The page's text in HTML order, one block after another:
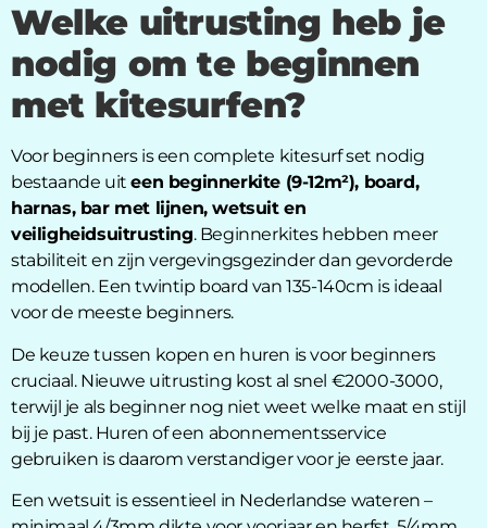
Welke uitrusting heb je
nodig om te beginnen
met kitesurfen?
Voor beginners is een complete kitesurf set nodig
bestaande uiteen beginnerkite (9-12m²), board,
harnas, bar met lijnen, wetsuit en
veiligheidsuitrusting. Beginnerkites hebben meer
stabiliteit en zijn vergevingsgezinder dan gevorderde
modellen. Een twintip board van 135-140cm is ideaal
voor de meeste beginners.
De keuze tussen kopen en huren is voor beginners
cruciaal. Nieuwe uitrusting kost al snel €2000-3000,
terwijl je als beginner nog niet weet welke maat en stijl
bij je past. Huren of een abonnementsservice
gebruiken is daarom verstandiger voor je eerste jaar.
Een wetsuit is essentieel in Nederlandse wateren –